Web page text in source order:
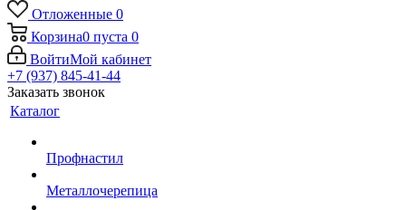
Отложенные 0
Корзина0 пуста 0
ВойтиМой кабинет
+7 (937) 845-41-44
Заказать звонок
Каталог
Профнастил
Металлочерепица